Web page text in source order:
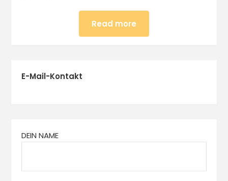
Read more
E-Mail-Kontakt
DEIN NAME